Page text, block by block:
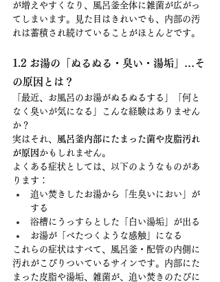
が増えやすくなり、風呂釜全体に雑菌が広がっ
てしまいます。見た目はきれいでも、内部の汚
れは蓄積され続けていることがほとんどです。
1.2 お湯の「ぬるぬる・臭い・湯垢」…そ
の原因とは？
「最近、お風呂のお湯がぬるぬるする」「何と
なく臭いが気になる」こんな経験はありません
か？
実はそれ、 風呂釜内部にたまった菌や皮脂汚れ
が原因かもしれません。
よくある症状としては、以下のようなものがあ
ります：
追い焚きしたお湯から「生臭いにおい」が
する
浴槽にうっすらとした「白い湯垢」が出る
お湯が「べたつくような感触」になる
これらの症状はすべて、風呂釜・配管の内側に
汚れがこびりついているサインです。内部にた
まった皮脂や湯垢、雑菌が、追い焚きのたびに